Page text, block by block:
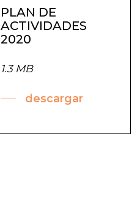
PLAN DE
ACTIVIDADES
2020
1.3 MB
descargar